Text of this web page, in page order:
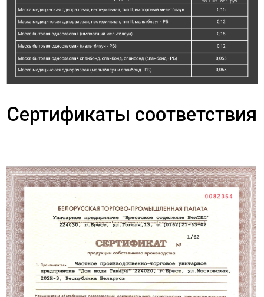
Сертификаты соответствия